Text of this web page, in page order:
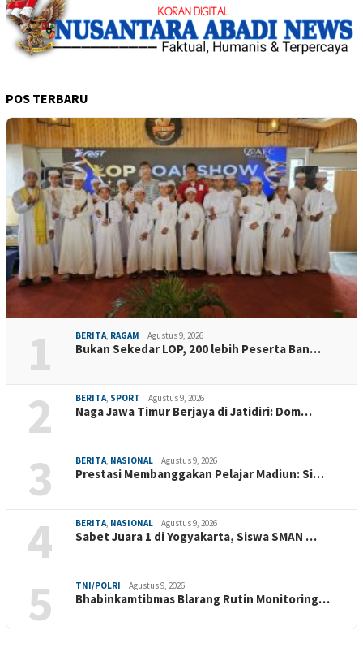
POS TERBARU
1 BERITA, RAGAM Agustus 9, 2026
Bukan Sekedar LOP, 200 lebih Peserta Ban…
2 BERITA, SPORT Agustus 9, 2026
Naga Jawa Timur Berjaya di Jatidiri: Dom…
3 BERITA, NASIONAL Agustus 9, 2026
Prestasi Membanggakan Pelajar Madiun: Si…
4 BERITA, NASIONAL Agustus 9, 2026
Sabet Juara 1 di Yogyakarta, Siswa SMAN …
5 TNI/POLRI Agustus 9, 2026
Bhabinkamtibmas Blarang Rutin Monitoring…